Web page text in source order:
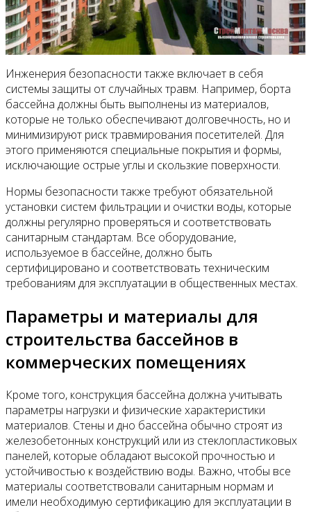
Инженерия безопасности также включает в себя
системы защиты от случайных травм. Например, борта
бассейна должны быть выполнены из материалов,
которые не только обеспечивают долговечность, но и
минимизируют риск травмирования посетителей. Для
этого применяются специальные покрытия и формы,
исключающие острые углы и скользкие поверхности.
Нормы безопасности также требуют обязательной
установки систем фильтрации и очистки воды, которые
должны регулярно проверяться и соответствовать
санитарным стандартам. Все оборудование,
используемое в бассейне, должно быть
сертифицировано и соответствовать техническим
требованиям для эксплуатации в общественных местах.
Параметры и материалы для
строительства бассейнов в
коммерческих помещениях
Кроме того, конструкция бассейна должна учитывать
параметры нагрузки и физические характеристики
материалов. Стены и дно бассейна обычно строят из
железобетонных конструкций или из стеклопластиковых
панелей, которые обладают высокой прочностью и
устойчивостью к воздействию воды. Важно, чтобы все
материалы соответствовали санитарным нормам и
имели необходимую сертификацию для эксплуатации в